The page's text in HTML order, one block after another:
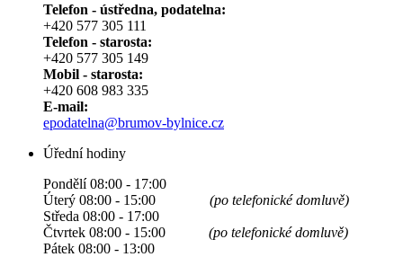
Telefon - ústředna, podatelna:
+420 577 305 111
Telefon - starosta:
+420 577 305 149
Mobil - starosta:
+420 608 983 335
E-mail:
epodatelna@brumov-bylnice.cz
Úřední hodiny
Pondělí 08:00 - 17:00
Úterý 08:00 - 15:00 (po telefonické domluvě)
Středa 08:00 - 17:00
Čtvrtek 08:00 - 15:00 (po telefonické domluvě)
Pátek 08:00 - 13:00